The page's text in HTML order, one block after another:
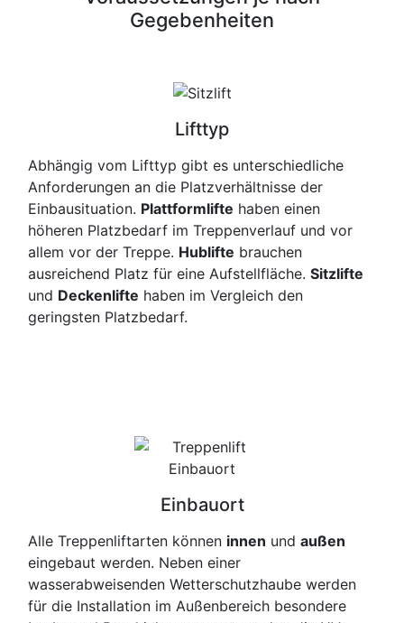
Gegebenheiten
Lifttyp
Abhängig vom Lifttyp gibt es unterschiedliche
Anforderungen an die Platzverhältnisse der
Einbausituation. Plattformlifte haben einen
höheren Platzbedarf im Treppenverlauf und vor
allem vor der Treppe. Hublifte brauchen
ausreichend Platz für eine Aufstellfläche. Sitzlifte
und Deckenlifte haben im Vergleich den
geringsten Platzbedarf.
Einbauort
Alle Treppenliftarten können innen und außen
eingebaut werden. Neben einer
wasserabweisenden Wetterschutzhaube werden
für die Installation im Außenbereich besondere